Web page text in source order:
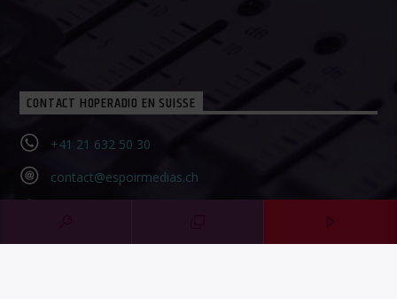
CONTACT HOPERADIO EN SUISSE
+41 21 632 50 30‬
contact@espoirmedias.ch